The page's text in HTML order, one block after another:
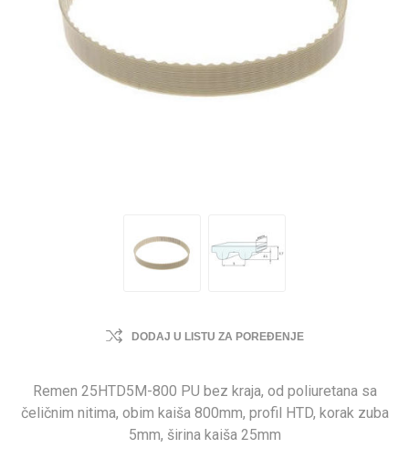
DODAJ U LISTU ZA POREĐENJE
Remen 25HTD5M-800 PU bez kraja, od poliuretana sa
čeličnim nitima, obim kaiša 800mm, profil HTD, korak zuba
5mm, širina kaiša 25mm